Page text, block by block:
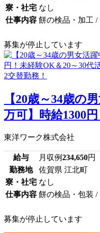
寮・社宅 なし
仕事内容 餅の検品・加工 /
募集が停止しています
【20歳～34歳の
万可】時給1300
東洋ワーク株式会社
給与 月収例234,650円
勤務地
佐賀県 江北町
寮・社宅 なし
仕事内容 餅の検品・包装 /
募集が停止しています